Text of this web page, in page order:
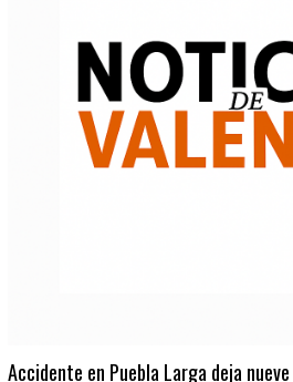
Accidente en Puebla Larga deja